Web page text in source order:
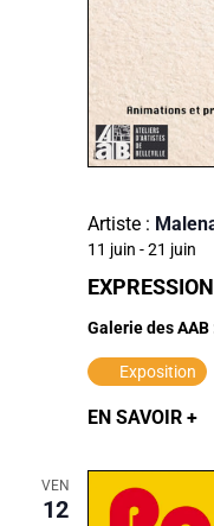
11 juin -21 juin
Galerie des AAB
Exposition
Artiste :
EN SAVOIR +
VEN
12